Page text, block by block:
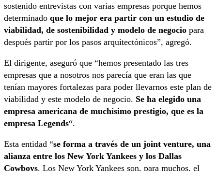
sostenido entrevistas con varias empresas porque hemos
determinado que lo mejor era partir con un estudio de
viabilidad, de sostenibilidad y modelo de negocio para
después partir por los pasos arquitectónicos”, agregó.
El dirigente, aseguró que “hemos presentado las tres
empresas que a nosotros nos parecía que eran las que
tenían mayores fortalezas para poder llevarnos este plan de
viabilidad y este modelo de negocio. Se ha elegido una
empresa americana de muchísimo prestigio, que es la
empresa Legends“.
Esta entidad “se forma a través de un joint venture, una
alianza entre los New York Yankees y los Dallas
Cowboys. Los New York Yankees son, para muchos, el